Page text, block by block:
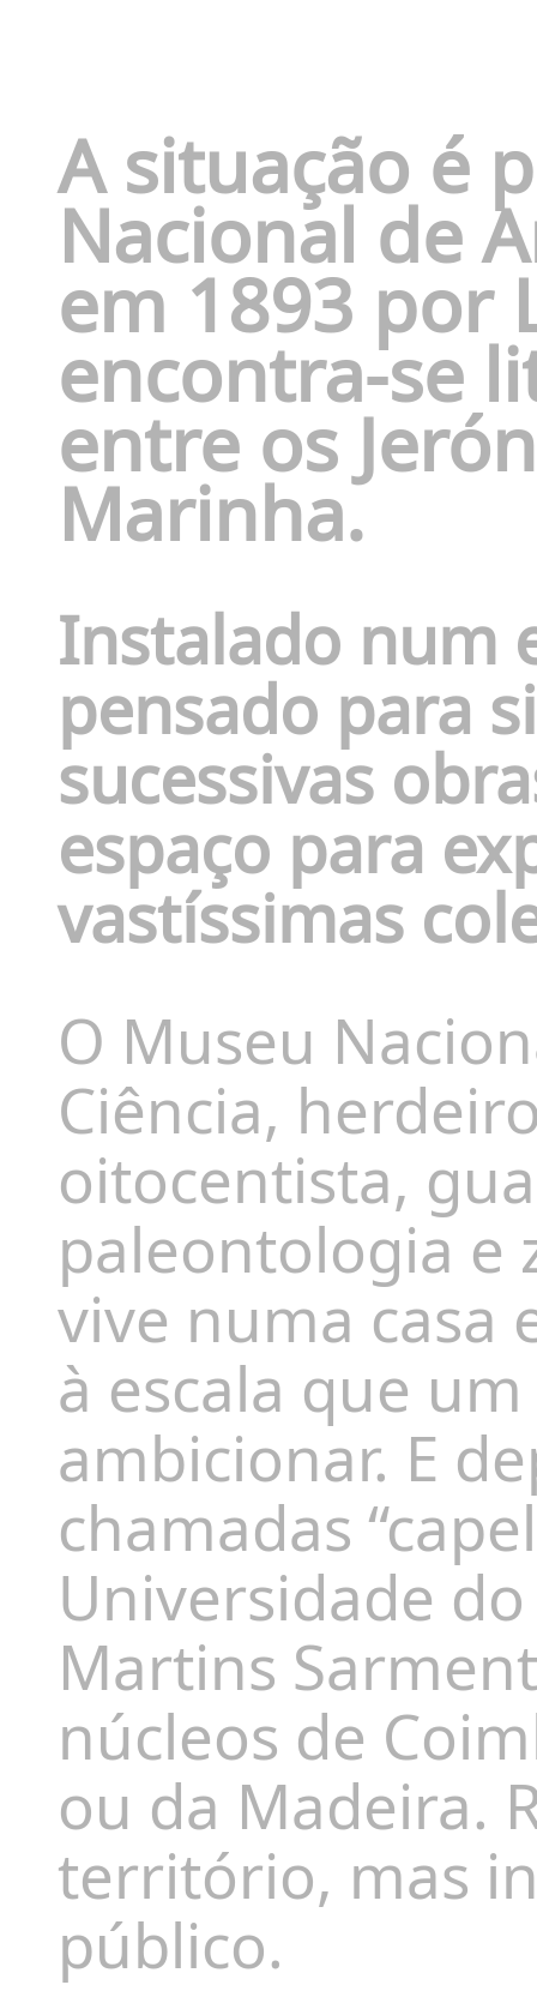
A situação é
Nacional de
em 1893 por
encontra-se
entre os
Marinha.
Instalado num
pensado para
sucessivas
espaço para
vastíssimas
O Museu
Ciência,
oitocentista,
paleontologia e
vive numa casa
à escala que
ambicionar. E
chamadas
Universidade
Martins
núcleos de
ou da Madeira.
território, mas
público.